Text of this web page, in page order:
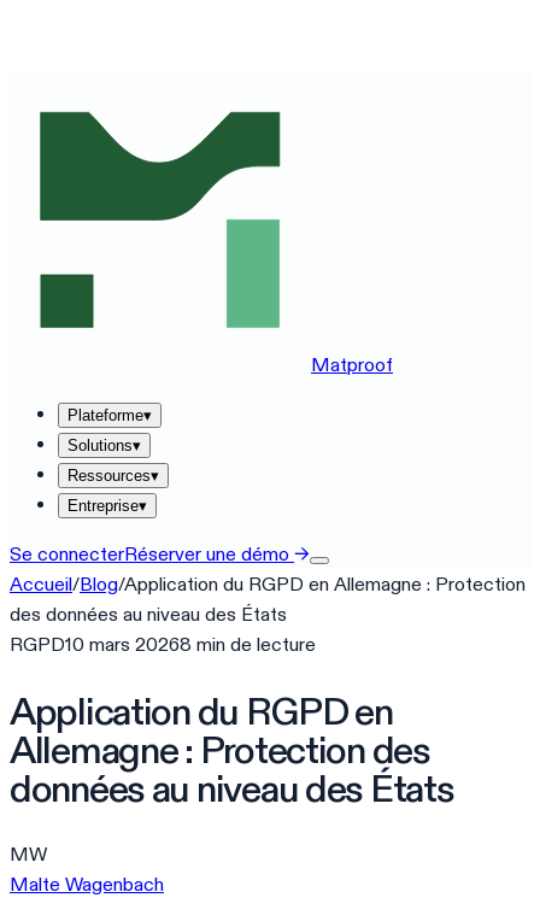
Matproof
Plateforme▾
Solutions▾
Ressources▾
Entreprise▾
Se connecterRéserver une démo →
Accueil/Blog/Application du RGPD en Allemagne : Protection
des données au niveau des États
RGPD10 mars 20268 min de lecture
Application du RGPD en
Allemagne : Protection des
données au niveau des États
MW
Malte Wagenbach